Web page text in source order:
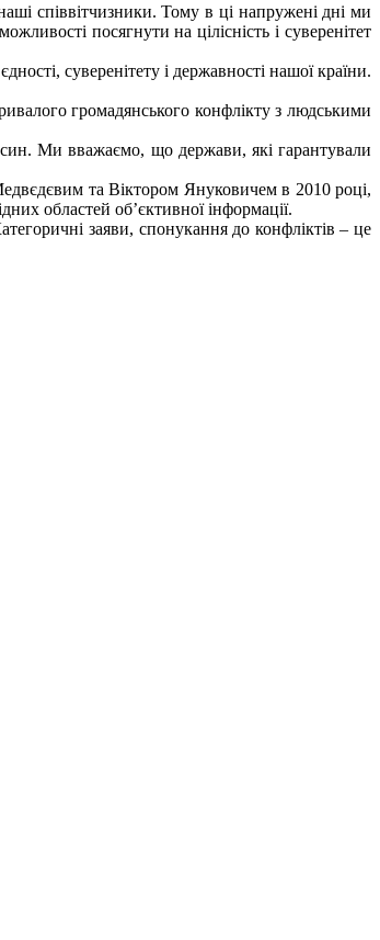
співвітчизники. Тому в ці напружені дні ми
посягнути на цілісність і суверенітет
суверенітету і державності нашої країни.
громадянського конфлікту з людськими
Ми вважаємо, що держави, які гарантували
та Віктором Януковичем в 2010 році,
областей об’єктивної інформації.
заяви, спонукання до конфліктів – це